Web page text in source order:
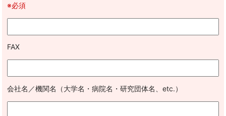
※必須
FAX
会社名／機関名（大学名・病院名・研究団体名、etc.）